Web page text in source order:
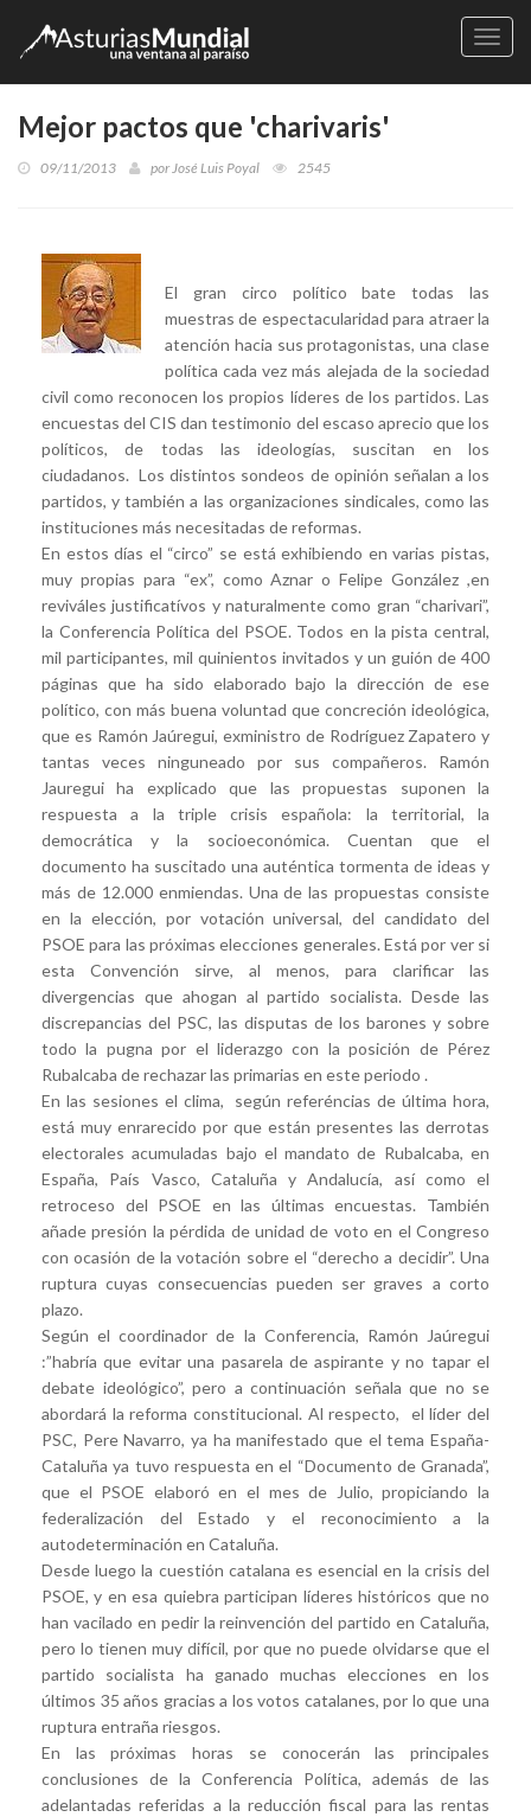
Mejor pactos que 'charivaris'
09/11/2013 porJosé Luis Poyal 2545
El gran circo político bate todas las
muestras de espectacularidad para atraer la
atención hacia sus protagonistas, una clase
política cada vez más alejada de la sociedad
civil como reconocen los propios líderes de los partidos. Las
encuestas del CIS dan testimonio del escaso aprecio que los
políticos, de todas las ideologías, suscitan en los
ciudadanos. Los distintos sondeos de opinión señalan a los
partidos, y también a las organizaciones sindicales, como las
instituciones más necesitadas de reformas.
En estos días el “circo” se está exhibiendo en varias pistas,
muy propias para “ex”, como Aznar o Felipe González ,en
reviváles justificatívos y naturalmente como gran “charivari”,
la Conferencia Política del PSOE. Todos en la pista central,
mil participantes, mil quinientos invitados y un guión de 400
páginas que ha sido elaborado bajo la dirección de ese
político, con más buena voluntad que concreción ideológica,
que es Ramón Jaúregui, exministro de Rodríguez Zapatero y
tantas veces ninguneado por sus compañeros. Ramón
Jauregui ha explicado que las propuestas suponen la
respuesta a la triple crisis española: la territorial, la
democrática y la socioeconómica. Cuentan que el
documento ha suscitado una auténtica tormenta de ideas y
más de 12.000 enmiendas. Una de las propuestas consiste
en la elección, por votación universal, del candidato del
PSOE para las próximas elecciones generales. Está por ver si
esta Convención sirve, al menos, para clarificar las
divergencias que ahogan al partido socialista. Desde las
discrepancias del PSC, las disputas de los barones y sobre
todo la pugna por el liderazgo con la posición de Pérez
Rubalcaba de rechazar las primarias en este periodo .
En las sesiones el clima, según referéncias de última hora,
está muy enrarecido por que están presentes las derrotas
electorales acumuladas bajo el mandato de Rubalcaba, en
España, País Vasco, Cataluña y Andalucía, así como el
retroceso del PSOE en las últimas encuestas. También
añade presión la pérdida de unidad de voto en el Congreso
con ocasión de la votación sobre el “derecho a decidir”. Una
ruptura cuyas consecuencias pueden ser graves a corto
plazo.
Según el coordinador de la Conferencia, Ramón Jaúregui
:”habría que evitar una pasarela de aspirante y no tapar el
debate ideológico”, pero a continuación señala que no se
abordará la reforma constitucional. Al respecto, el líder del
PSC, Pere Navarro, ya ha manifestado que el tema España-
Cataluña ya tuvo respuesta en el “Documento de Granada”,
que el PSOE elaboró en el mes de Julio, propiciando la
federalización del Estado y el reconocimiento a la
autodeterminación en Cataluña.
Desde luego la cuestión catalana es esencial en la crisis del
PSOE, y en esa quiebra participan líderes históricos que no
han vacilado en pedir la reinvención del partido en Cataluña,
pero lo tienen muy difícil, por que no puede olvidarse que el
partido socialista ha ganado muchas elecciones en los
últimos 35 años gracias a los votos catalanes, por lo que una
ruptura entraña riesgos.
En las próximas horas se conocerán las principales
conclusiones de la Conferencia Política, además de las
adelantadas referidas a la reducción fiscal para las rentas